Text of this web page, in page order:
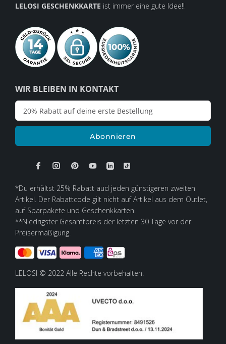
WIR BLEIBEN IN KONTAKT
Abonnieren
LELOSI GESCHENKKARTE ist immer eine gute Idee!!
*Du erhältst 25% Rabatt aud jeden günstigeren zweiten
Artikel. Der Rabattcode gilt nicht auf Artikel aus dem Outlet,
auf Sparpakete und Geschenkkarten.
**Niedrigster Gesamtpreis der letzten 30 Tage vor der
Preisermäßigung.
LELOSI © 2022 Alle Rechte vorbehalten.